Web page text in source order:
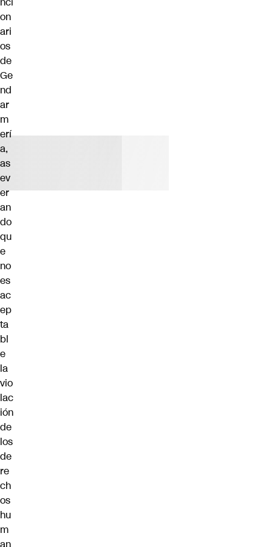
on
ari
os
de
Ge
nd
ar
m
erí
a,
as
ev
er
an
do
qu
e
no
es
ac
ep
ta
bl
e
la
vio
lac
ión
de
los
de
re
ch
os
hu
m
an